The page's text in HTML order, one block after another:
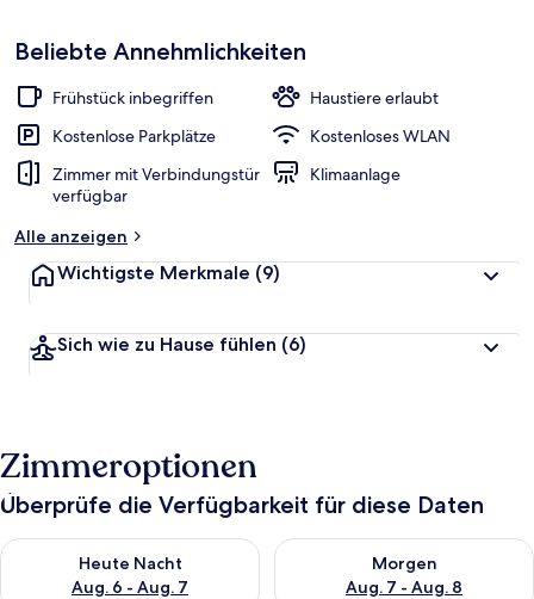
Beliebte Annehmlichkeiten
Frühstück inbegriffen
Haustiere erlaubt
Kostenlose Parkplätze
Kostenloses WLAN
Zimmer mit Verbindungstür
verfügbar
Klimaanlage
Alle anzeigen
Wichtigste Merkmale (9)
Sich wie zu Hause fühlen (6)
Zimmeroptionen
Überprüfe die Verfügbarkeit für diese Daten
Heute Nacht
Aug. 6 - Aug. 7
Überprüfe die Verfügbarkeit für heute Nacht, Aug. 6 - Aug. 7.
Morgen
Aug. 7 - Aug. 8
Überprüfe die Verfügbarkeit